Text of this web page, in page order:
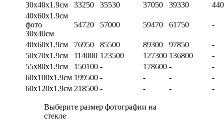
30х40х1.9см
33250 35530 37050 39330
40х60х1.9см
фото
30х40см
54720 57000 59470 61750 -
40х60х1.9см 76950 85500 89300 97850
-
50х70х1.9см
114000 123500 127300 136800
-
55х80х1.9см
150100 - 178600 -
-
60х100х1.9см 199500 - - -
-
60х120х1.9см 218500 - - - -
Выберите размер фотографии на
стекле